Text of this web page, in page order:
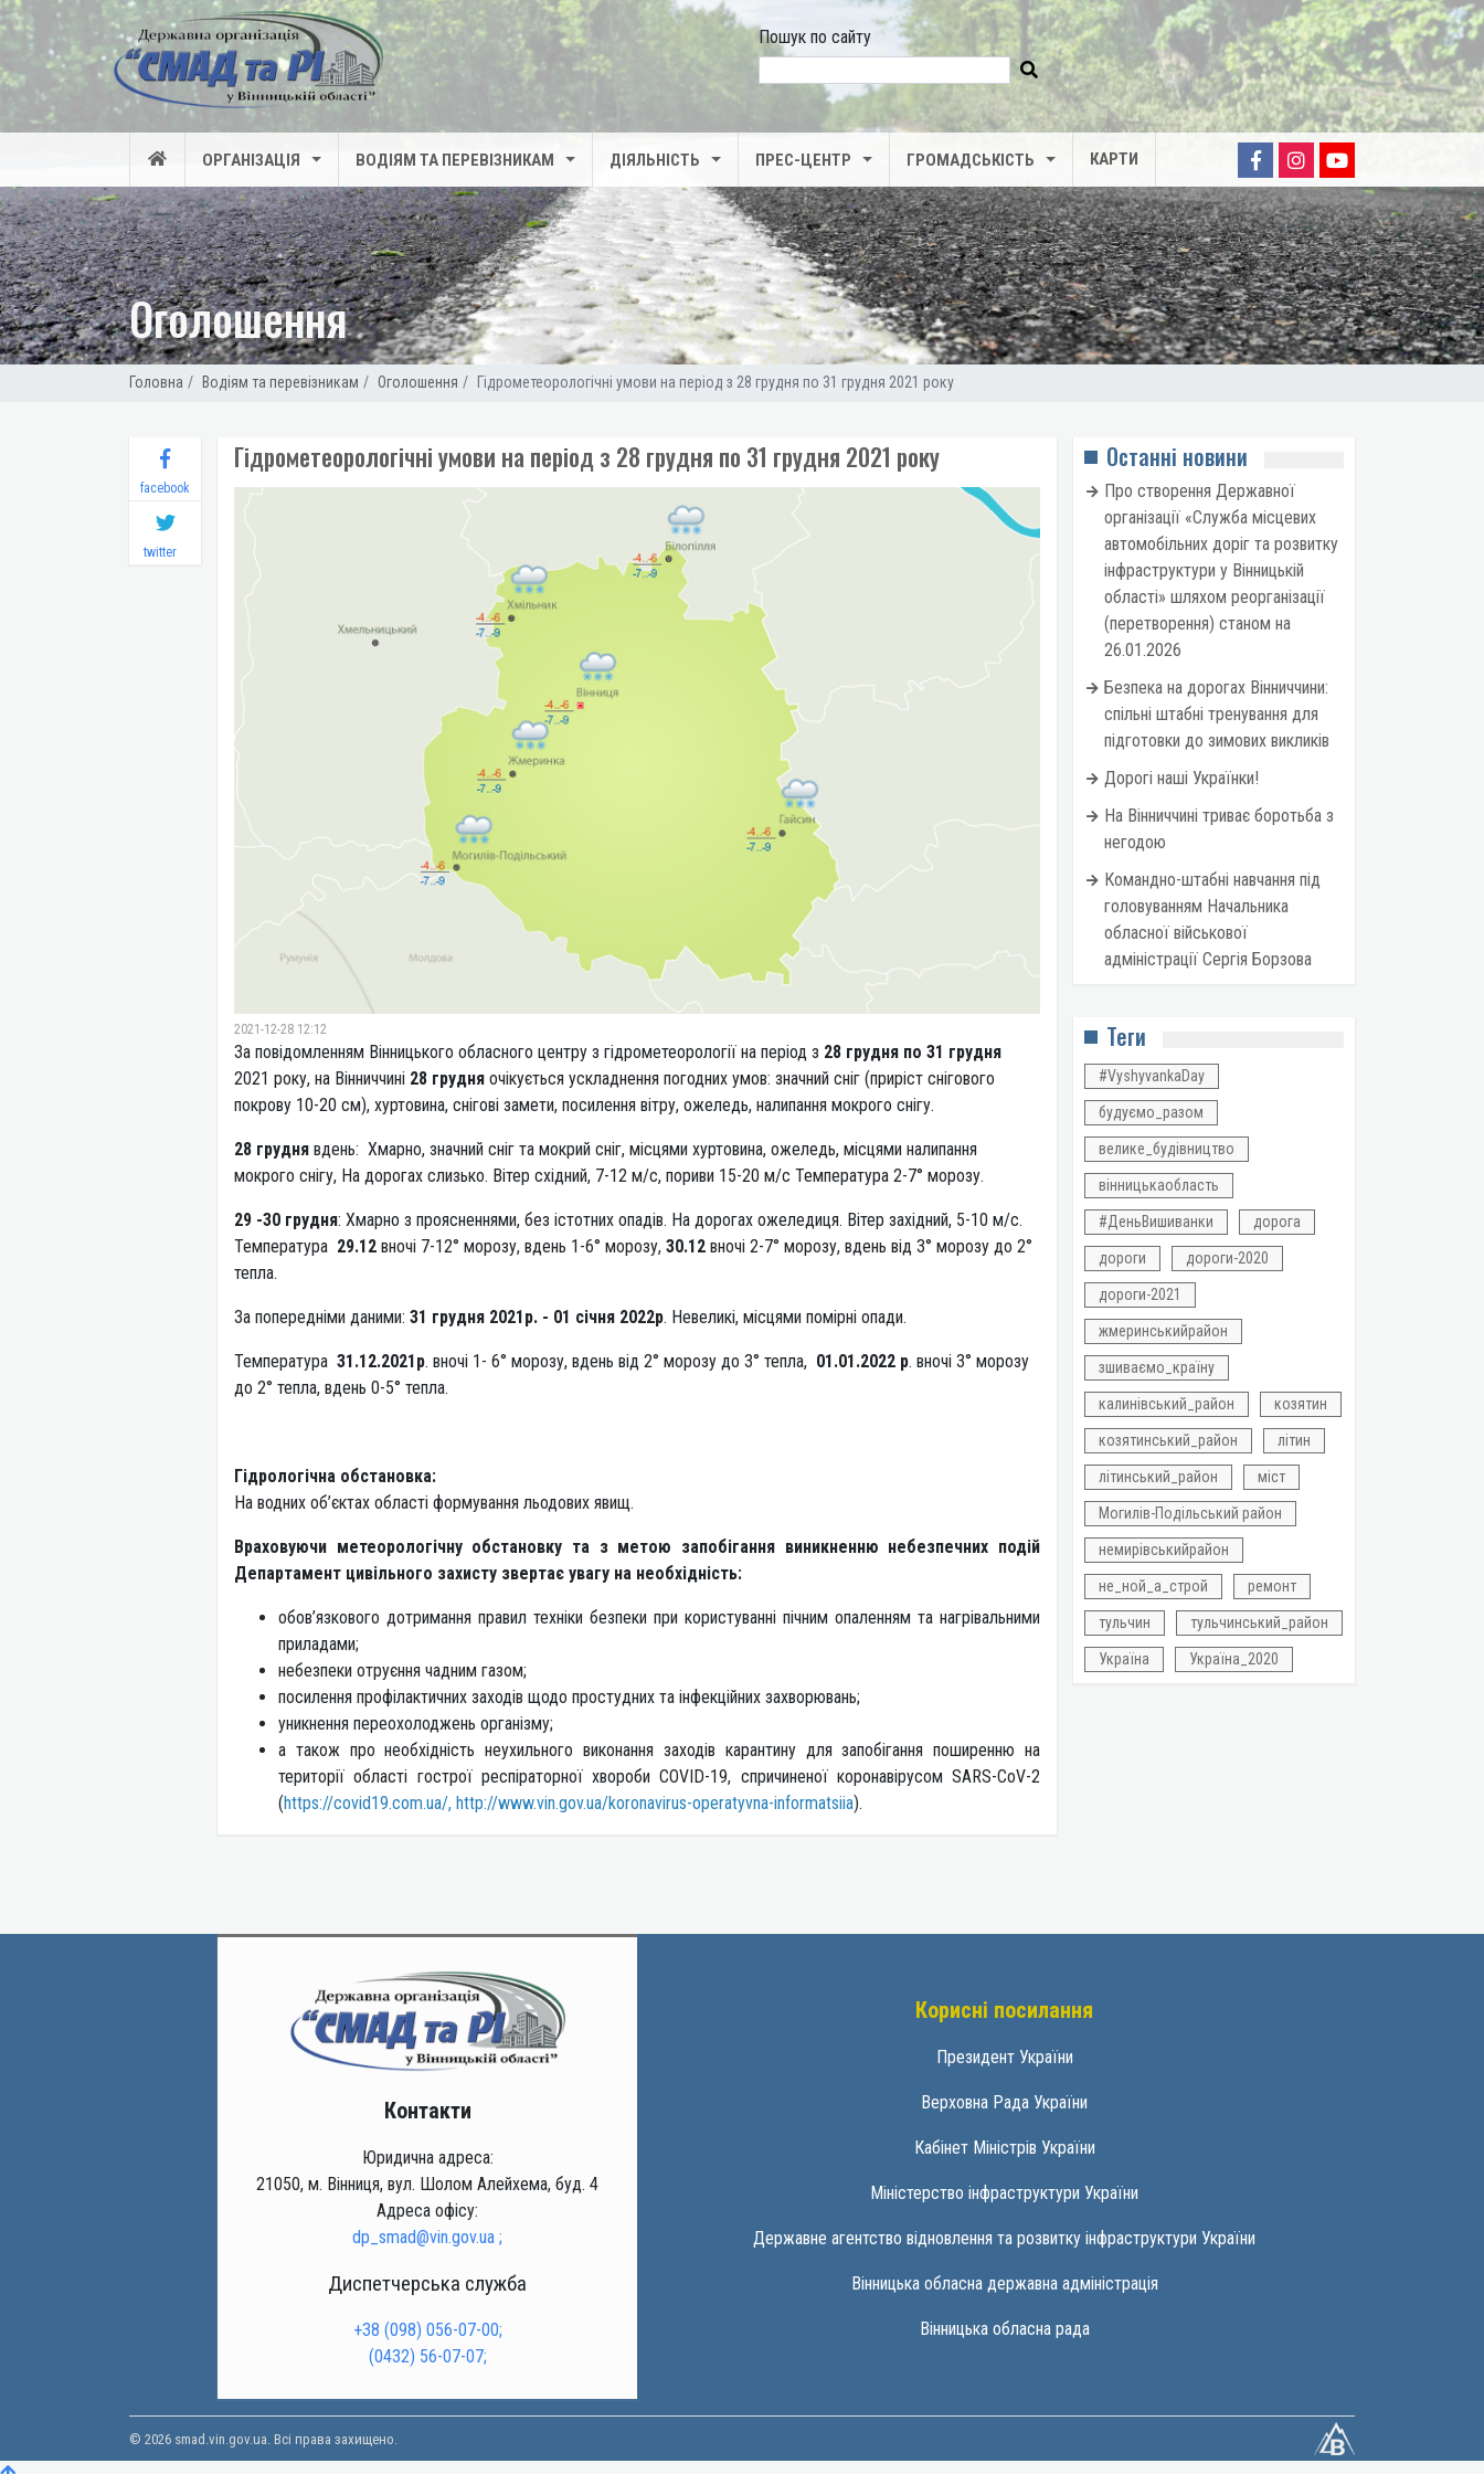
Пошук по сайту
ОРГАНІЗАЦІЯ ВОДІЯМ ТА ПЕРЕВІЗНИКАМ ДІЯЛЬНІСТЬ ПРЕС-ЦЕНТР ГРОМАДСЬКІСТЬ КАРТИ
Головна Водіям та перевізникам Оголошення Гідрометеорологічні умови на період з 28 грудня по 31 грудня 2021 року
Оголошення
Гідрометеорологічні умови на період з 28 грудня по 31 грудня 2021 року
2021-12-28 12:12
За повідомленням Вінницького обласного центру з гідрометеорології на період з 28 грудня по 31 грудня
2021 року, на Вінниччині 28 грудня очікується ускладнення погодних умов: значний сніг (приріст снігового
покрову 10-20 см), хуртовина, снігові замети, посилення вітру, ожеледь, налипання мокрого снігу.
28 грудня вдень: Хмарно, значний сніг та мокрий сніг, місцями хуртовина, ожеледь, місцями налипання
мокрого снігу, На дорогах слизько. Вітер східний, 7-12 м/с, пориви 15-20 м/с Температура 2-7° морозу.
29 -30 грудня: Хмарно з проясненнями, без істотних опадів. На дорогах ожеледиця. Вітер західний, 5-10 м/с.
Температура 29.12 вночі 7-12° морозу, вдень 1-6° морозу, 30.12 вночі 2-7° морозу, вдень від 3° морозу до 2°
тепла.
За попередніми даними: 31 грудня 2021р. - 01 січня 2022р. Невеликі, місцями помірні опади.
Температура 31.12.2021р. вночі 1- 6° морозу, вдень від 2° морозу до 3° тепла, 01.01.2022 р. вночі 3° морозу
до 2° тепла, вдень 0-5° тепла.
Гідрологічна обстановка:
На водних об’єктах області формування льодових явищ.
Враховуючи метеорологічну обстановку та з метою запобігання виникненню небезпечних подій
Департамент цивільного захисту звертає увагу на необхідність:
обов’язкового дотримання правил техніки безпеки при користуванні пічним опаленням та нагрівальними
приладами;
небезпеки отруєння чадним газом;
посилення профілактичних заходів щодо простудних та інфекційних захворювань;
уникнення переохолоджень організму;
а також про необхідність неухильного виконання заходів карантину для запобігання поширенню на
території області гострої респіраторної хвороби COVID-19, спричиненої коронавірусом SARS-CoV-2
(https://covid19.com.ua/, http://www.vin.gov.ua/koronavirus-operatyvna-informatsiia).
Останні новини
Про створення Державної
організації «Служба місцевих
автомобільних доріг та розвитку
інфраструктури у Вінницькій
області» шляхом реорганізації
(перетворення) станом на
26.01.2026
Безпека на дорогах Вінниччини:
спільні штабні тренування для
підготовки до зимових викликів
Дорогі наші Українки!
На Вінниччині триває боротьба з
негодою
Командно-штабні навчання під
головуванням Начальника
обласної військової
адміністрації Сергія Борзова
Теги
#VyshyvankaDay
будуємо_разом
велике_будівництво
вінницькаобласть
#ДеньВишиванки дорога
дороги дороги-2020
дороги-2021
жмеринськийрайон
зшиваємо_країну
калинівський_район козятин
козятинський_район літин
літинський_район міст
Могилів-Подільський район
немирівськийрайон
не_ной_а_строй ремонт
тульчин тульчинський_район
Україна Україна_2020
facebook
twitter
Контакти
Юридична адреса:
21050, м. Вінниця, вул. Шолом Алейхема, буд. 4
Адреса офісу:
dp_smad@vin.gov.ua ;
Диспетчерська служба
+38 (098) 056-07-00;
(0432) 56-07-07;
Корисні посилання
Президент України
Верховна Рада України
Кабінет Міністрів України
Міністерство інфраструктури України
Державне агентство відновлення та розвитку інфраструктури України
Вінницька обласна державна адміністрація
Вінницька обласна рада
© 2026 smad.vin.gov.ua. Всі права захищено.